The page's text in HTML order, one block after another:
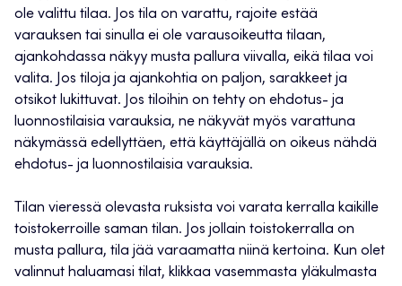
ole valittu tilaa. Jos tila on varattu, rajoite estää
varauksen tai sinulla ei ole varausoikeutta tilaan,
ajankohdassa näkyy musta pallura viivalla, eikä tilaa voi
valita. Jos tiloja ja ajankohtia on paljon, sarakkeet ja
otsikot lukittuvat. Jos tiloihin on tehty on ehdotus- ja
luonnostilaisia varauksia, ne näkyvät myös varattuna
näkymässä edellyttäen, että käyttäjällä on oikeus nähdä
ehdotus- ja luonnostilaisia varauksia.
Tilan vieressä olevasta ruksista voi varata kerralla kaikille
toistokerroille saman tilan. Jos jollain toistokerralla on
musta pallura, tila jää varaamatta niinä kertoina. Kun olet
valinnut haluamasi tilat, klikkaa vasemmasta yläkulmasta